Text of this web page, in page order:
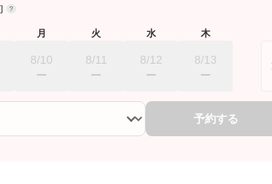
月
8/10
火
8/11
水
8/12
木
8/13
予約する